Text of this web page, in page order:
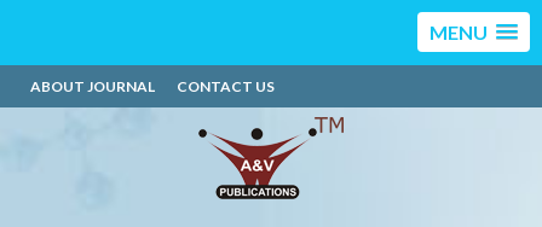
MENU
ABOUT JOURNAL CONTACT US